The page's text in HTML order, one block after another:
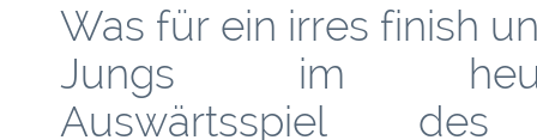
Was für ein irres finish
Jungs im
Auswärtsspiel